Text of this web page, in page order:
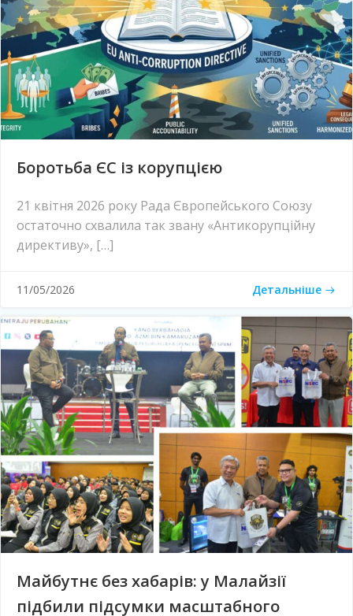
Боротьба ЄС із корупцією
21 квітня 2026 року Рада Європейського Союзу
остаточно схвалила так звану «Антикорупційну
директиву», […]
11/05/2026 Детальніше
Майбутнє без хабарів: у Малайзії
підбили підсумки масштабного